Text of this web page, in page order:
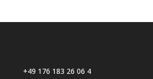
+49 176 183 26 06 4